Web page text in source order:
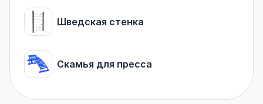
Шведская стенка
Скамья для пресса